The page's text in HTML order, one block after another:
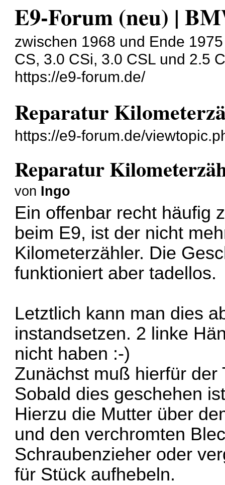
E9-Forum (neu) |
zwischen 1968 und Ende
CS, 3.0 CSi, 3.0 CSL und 2.5
https://e9-forum.de/
Reparatur
https://e9-forum.de/
Reparatur
von Ingo
Ein offenbar recht häufig
beim E9, ist der nicht
Kilometerzähler. Die
funktioniert aber tadellos.
Letztlich kann man dies
instandsetzen. 2 linke
nicht haben :-)
Zunächst muß hierfür der
Sobald dies geschehen
Hierzu die Mutter über
und den verchromten
Schraubenzieher oder
für Stück aufhebeln.